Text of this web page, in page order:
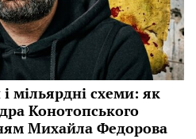
мільярдні схеми: як
Конотопського
Михайла Федорова